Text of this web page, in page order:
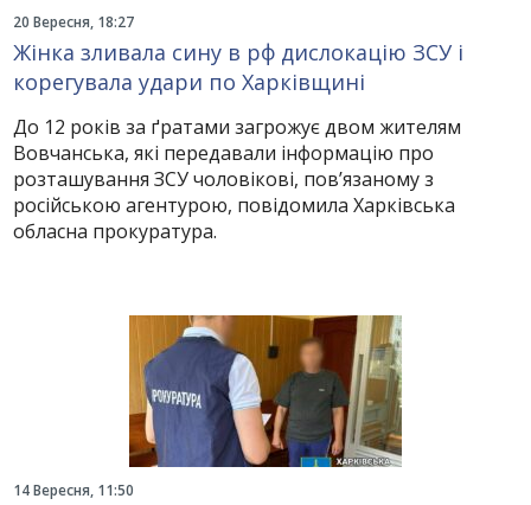
20 Вересня, 18:27
Жінка зливала сину в рф дислокацію ЗСУ і
корегувала удари по Харківщині
До 12 років за ґратами загрожує двом жителям
Вовчанська, які передавали інформацію про
розташування ЗСУ чоловікові, пов’язаному з
російською агентурою, повідомила Харківська
обласна прокуратура.
14 Вересня, 11:50